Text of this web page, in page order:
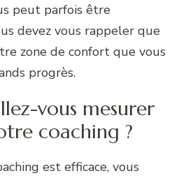
peut parfois être
devez vous rappeler que
zone de confort que vous
progrès.
vous mesurer
coaching ?
est efficace, vous